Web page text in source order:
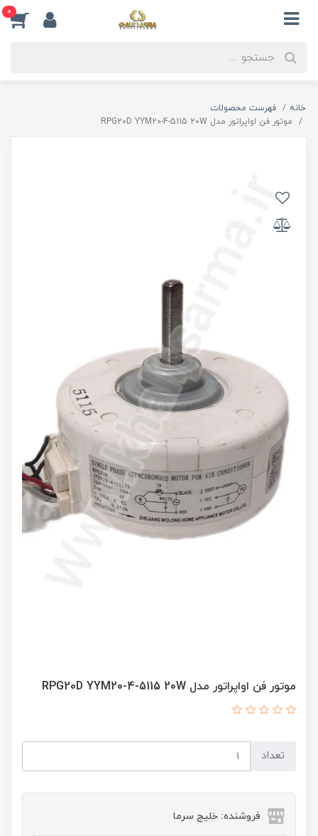
0
خانه
فهرست محصولات
موتور فن اواپراتور مدل RPG20D YYM20-4-5115 20W
موتور فن اواپراتور مدل RPG20D YYM20-4-5115 20W
تعداد
فروشنده: خلیج سرما